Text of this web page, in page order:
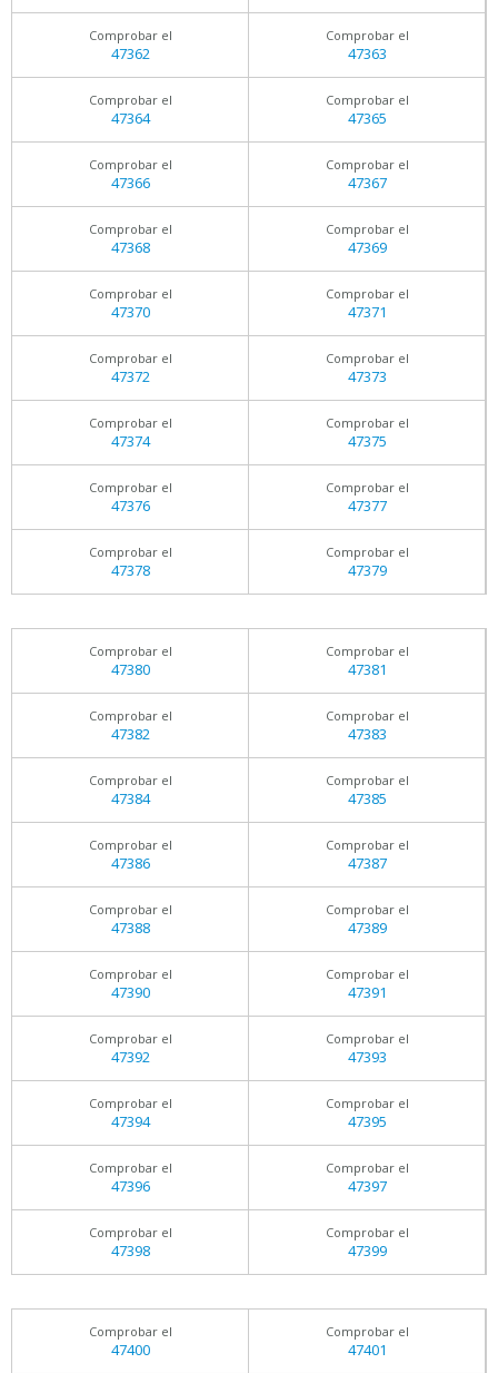
Comprobar el
47362
Comprobar el
47363
Comprobar el
47364
Comprobar el
47365
Comprobar el
47366
Comprobar el
47367
Comprobar el
47368
Comprobar el
47369
Comprobar el
47370
Comprobar el
47371
Comprobar el
47372
Comprobar el
47373
Comprobar el
47374
Comprobar el
47375
Comprobar el
47376
Comprobar el
47377
Comprobar el
47378
Comprobar el
47379
Comprobar el
47380
Comprobar el
47381
Comprobar el
47382
Comprobar el
47383
Comprobar el
47384
Comprobar el
47385
Comprobar el
47386
Comprobar el
47387
Comprobar el
47388
Comprobar el
47389
Comprobar el
47390
Comprobar el
47391
Comprobar el
47392
Comprobar el
47393
Comprobar el
47394
Comprobar el
47395
Comprobar el
47396
Comprobar el
47397
Comprobar el
47398
Comprobar el
47399
Comprobar el
47400
Comprobar el
47401